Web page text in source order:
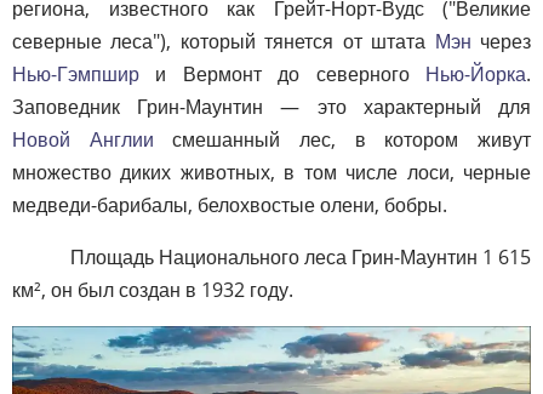
региона, известного как Грейт-Норт-Вудс ("Великие
северные леса"), который тянется от штата Мэн через
Нью-Гэмпшир и Вермонт до северного Нью-Йорка.
Заповедник Грин-Маунтин — это характерный для
Новой Англии смешанный лес, в котором живут
множество диких животных, в том числе лоси, черные
медведи-барибалы, белохвостые олени, бобры.
Площадь Национального леса Грин-Маунтин 1 615
км², он был создан в 1932 году.